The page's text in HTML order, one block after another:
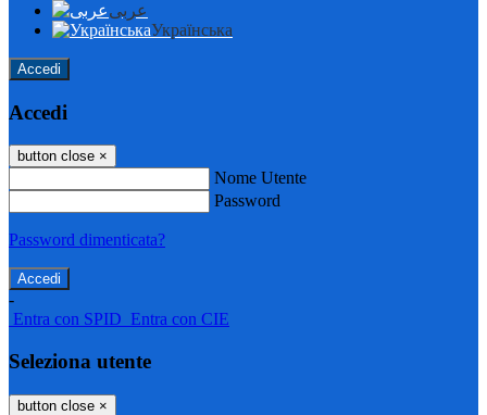
عربى
Українська
Accedi
Accedi
button close ×
Nome Utente
Password
Password dimenticata?
-
Entra con SPID Entra con CIE
Seleziona utente
button close ×